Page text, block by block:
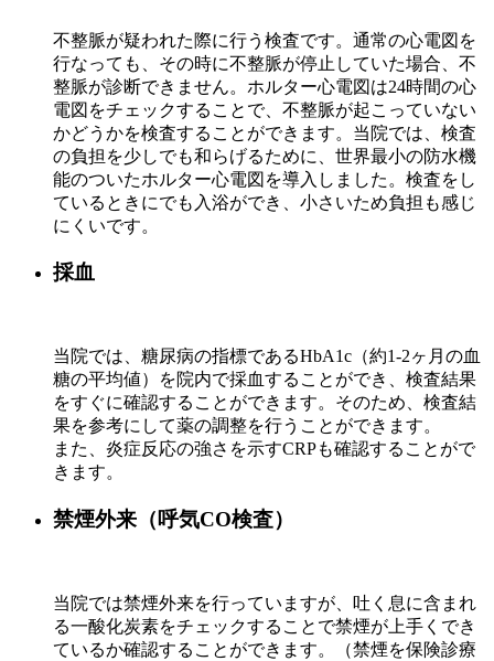
不整脈が疑われた際に行う検査です。通常の心電図を
行なっても、その時に不整脈が停止していた場合、不
整脈が診断できません。ホルター心電図は24時間の心
電図をチェックすることで、不整脈が起こっていない
かどうかを検査することができます。当院では、検査
の負担を少しでも和らげるために、世界最小の防水機
能のついたホルター心電図を導入しました。検査をし
ているときにでも入浴ができ、小さいため負担も感じ
にくいです。
採血
当院では、糖尿病の指標であるHbA1c（約1-2ヶ月の血
糖の平均値）を院内で採血することができ、検査結果
をすぐに確認することができます。そのため、検査結
果を参考にして薬の調整を行うことができます。
また、炎症反応の強さを示すCRPも確認することがで
きます。
禁煙外来（呼気CO検査）
当院では禁煙外来を行っていますが、吐く息に含まれ
る一酸化炭素をチェックすることで禁煙が上手くでき
ているか確認することができます。（禁煙を保険診療